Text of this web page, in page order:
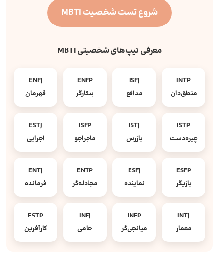
شروع تست شخصیت MBTI
معرفی تیپ‌های شخصیتی MBTI
INTP
منطق‌دان
ISFJ
مدافع
ENFP
پیکارگر
ENFJ
قهرمان
ISTP
چیره‌دست
ISTJ
بازرس
ISFP
ماجراجو
ESTJ
اجرایی
ESFP
بازیگر
ESFJ
نماینده
ENTP
مجادله‌گر
ENTJ
فرمانده
INTJ
معمار
INFP
میانجی‌گر
INFJ
حامی
ESTP
کارآفرین